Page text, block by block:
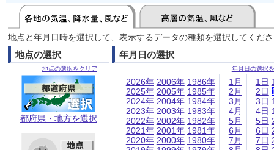
地点と年月日時を選択して、表示するデータの種類を選択してくだ
地点の選択
地点の選択をクリア
都府県・地方を選択
年月日の選択
年月日の選択
2026年
2025年
2024年
2023年
2022年
2021年
2020年
2006年
2005年
2004年
2003年
2002年
2001年
2000年
1986年
1985年
1984年
1983年
1982年
1981年
1980年
1月
2月
3月
4月
5月
6月
7月
1日
2日
3日
4日
5日
6日
7日